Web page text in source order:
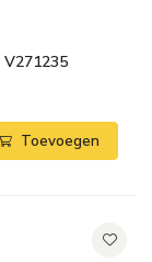
V271235
Toevoegen